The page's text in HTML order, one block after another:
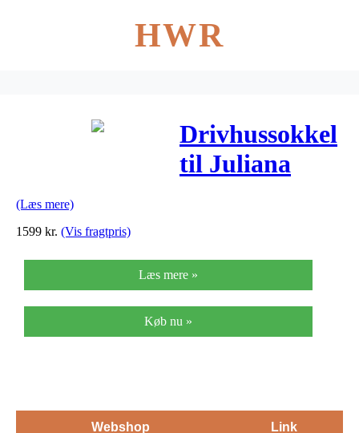
HWR
Drivhussokkel
til Juliana
(Læs mere)
1599 kr. (Vis fragtpris)
Læs mere »
Køb nu »
Webshop Link